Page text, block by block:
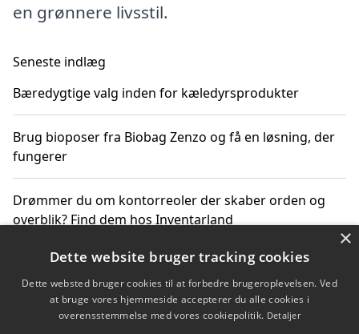
en grønnere livsstil.
Seneste indlæg
Bæredygtige valg inden for kæledyrsprodukter
Brug bioposer fra Biobag Zenzo og få en løsning, der
fungerer
Drømmer du om kontorreoler der skaber orden og
overblik? Find dem hos Inventarland
Hvordan stjernetegn datoer og miljø påvirker dine
produktvalg
Bæredygtige gadgets til en grønnere hverdag
×
Dette website bruger tracking cookies
Dette websted bruger cookies til at forbedre brugeroplevelsen. Ved
at bruge vores hjemmeside accepterer du alle cookies i
overensstemmelse med vores cookiepolitik. Detaljer